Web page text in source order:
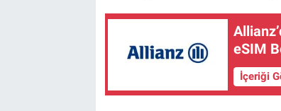
eSIM
İçeriği